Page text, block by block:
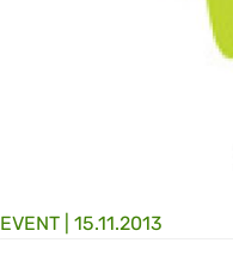
EVENT | 15.11.2013